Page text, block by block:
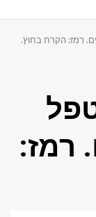
רמז: הקרח בחוץ.
רמז: